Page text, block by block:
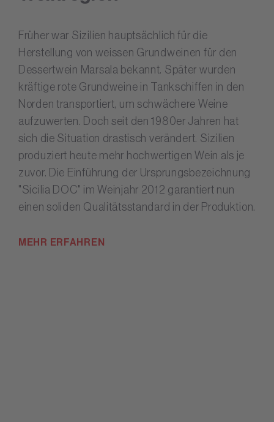
Früher war Sizilien hauptsächlich für die
Herstellung von weissen Grundweinen für den
Dessertwein Marsala bekannt. Später wurden
kräftige rote Grundweine in Tankschiffen in den
Norden transportiert, um schwächere Weine
aufzuwerten. Doch seit den 1980er Jahren hat
sich die Situation drastisch verändert. Sizilien
produziert heute mehr hochwertigen Wein als je
zuvor. Die Einführung der Ursprungsbezeichnung
"Sicilia DOC" im Weinjahr 2012 garantiert nun
einen soliden Qualitätsstandard in der Produktion.
MEHR ERFAHREN